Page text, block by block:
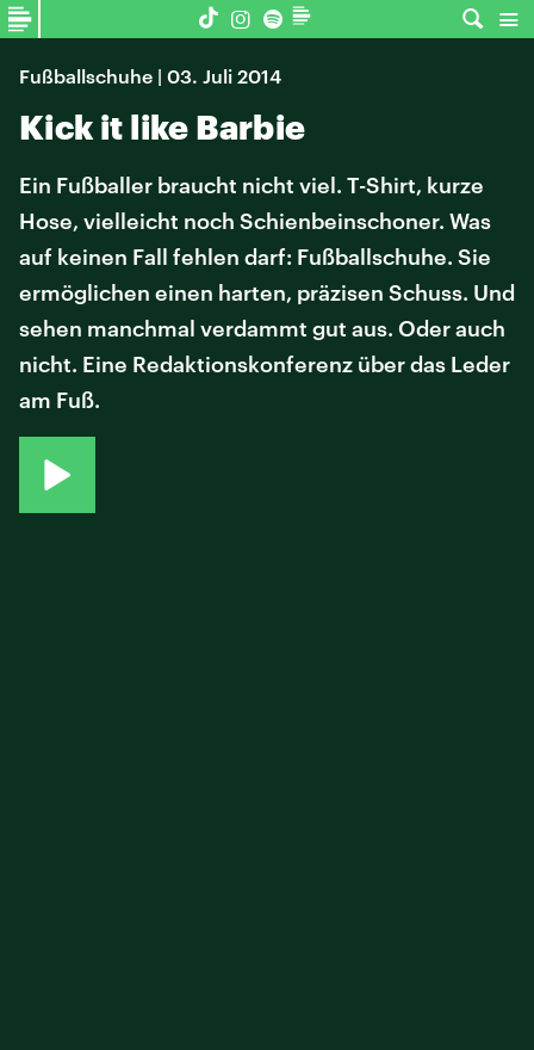
Fußballschuhe | 03. Juli 2014
Kick it like Barbie
Ein Fußballer braucht nicht viel. T-Shirt, kurze
Hose, vielleicht noch Schienbeinschoner. Was
auf keinen Fall fehlen darf: Fußballschuhe. Sie
ermöglichen einen harten, präzisen Schuss. Und
sehen manchmal verdammt gut aus. Oder auch
nicht. Eine Redaktionskonferenz über das Leder
am Fuß.